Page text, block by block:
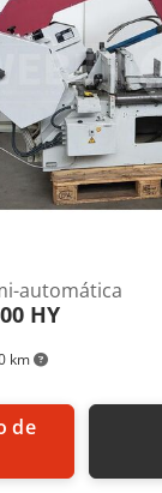
km
automática
HY